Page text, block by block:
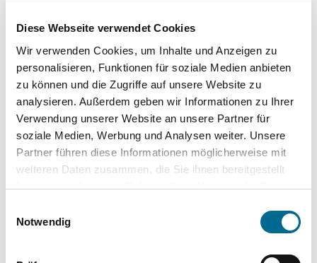
Diese Webseite verwendet Cookies
Wir verwenden Cookies, um Inhalte und Anzeigen zu
personalisieren, Funktionen für soziale Medien anbieten
zu können und die Zugriffe auf unsere Website zu
analysieren. Außerdem geben wir Informationen zu Ihrer
Verwendung unserer Website an unsere Partner für
soziale Medien, Werbung und Analysen weiter. Unsere
Partner führen diese Informationen möglicherweise mit
weiteren Daten zusammen, die Sie ihnen bereitgestellt
haben oder die sie im Rahmen Ihrer Nutzung der Dienste
Cookies, wenn Sie unsere Webseite weiterhin nutzen.
Notwendig
Unsere Vorteile
wuddi Leasing Kauf
Versicherung ✔ - -
-